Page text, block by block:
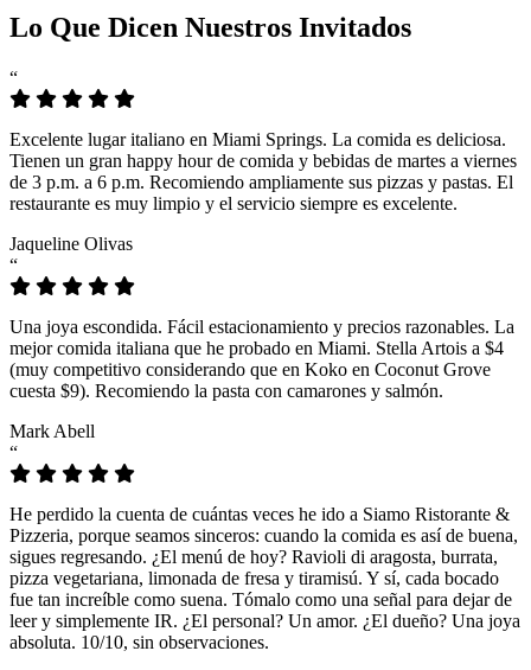
Lo Que Dicen Nuestros Invitados
“
Excelente lugar italiano en Miami Springs. La comida es deliciosa.
Tienen un gran happy hour de comida y bebidas de martes a viernes
de 3 p.m. a 6 p.m. Recomiendo ampliamente sus pizzas y pastas. El
restaurante es muy limpio y el servicio siempre es excelente.
Jaqueline Olivas
“
Una joya escondida. Fácil estacionamiento y precios razonables. La
mejor comida italiana que he probado en Miami. Stella Artois a $4
(muy competitivo considerando que en Koko en Coconut Grove
cuesta $9). Recomiendo la pasta con camarones y salmón.
Mark Abell
“
He perdido la cuenta de cuántas veces he ido a Siamo Ristorante &
Pizzeria, porque seamos sinceros: cuando la comida es así de buena,
sigues regresando. ¿El menú de hoy? Ravioli di aragosta, burrata,
pizza vegetariana, limonada de fresa y tiramisú. Y sí, cada bocado
fue tan increíble como suena. Tómalo como una señal para dejar de
leer y simplemente IR. ¿El personal? Un amor. ¿El dueño? Una joya
absoluta. 10/10, sin observaciones.